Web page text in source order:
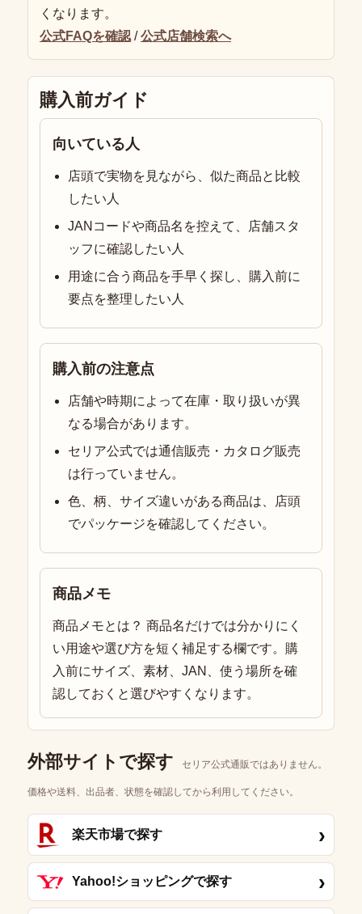
くなります。
公式FAQを確認 /公式店舗検索へ
購入前ガイド
向いている人
店頭で実物を見ながら、似た商品と比較
したい人
JANコードや商品名を控えて、店舗スタ
ッフに確認したい人
用途に合う商品を手早く探し、購入前に
要点を整理したい人
購入前の注意点
店舗や時期によって在庫・取り扱いが異
なる場合があります。
セリア公式では通信販売・カタログ販売
は行っていません。
色、柄、サイズ違いがある商品は、店頭
でパッケージを確認してください。
商品メモ
商品メモとは？ 商品名だけでは分かりにく
い用途や選び方を短く補足する欄です。購
入前にサイズ、素材、JAN、使う場所を確
認しておくと選びやすくなります。
外部サイトで探す セリア公式通販ではありません。
価格や送料、出品者、状態を確認してから利用してください。
楽天市場で探す ›
Yahoo!ショッピングで探す ›